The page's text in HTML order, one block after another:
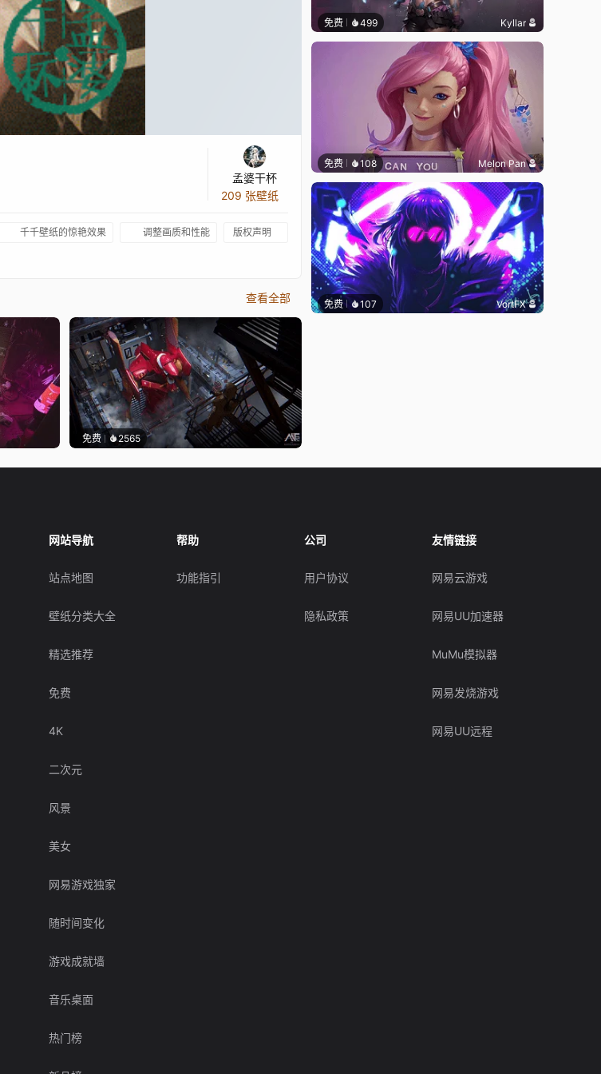
孟婆干杯
209 张壁纸
千千壁纸的惊艳效果 调整画质和性能 版权声明
查看全部
免费 2565
免费 499 Kyllar
免费 108 Melon Pan
免费 107 VortFX
网站导航
站点地图
壁纸分类大全
精选推荐
免费
4K
二次元
风景
美女
网易游戏独家
随时间变化
游戏成就墙
音乐桌面
热门榜
帮助
功能指引
公司
用户协议
隐私政策
友情链接
网易云游戏
网易UU加速器
MuMu模拟器
网易发烧游戏
网易UU远程